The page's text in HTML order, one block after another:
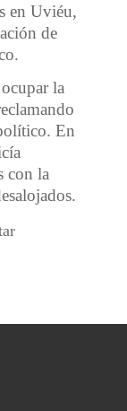
en Uviéu,
de
la
En
con la
lucha contra la